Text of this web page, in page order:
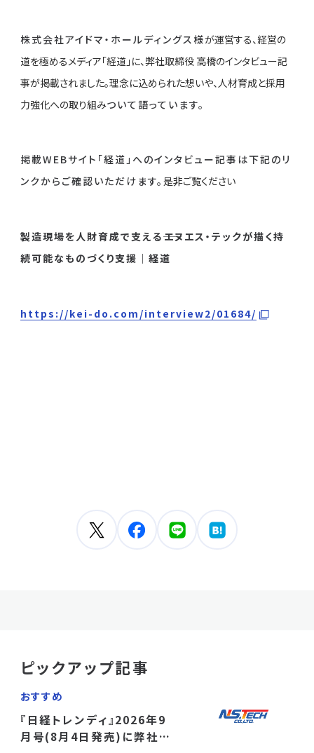
株式会社アイドマ・ホールディングス様が運営する、経営の
道を極めるメディア「経道」に、弊社取締役 高橋のインタビュー記
事が掲載されました。理念に込められた想いや、人材育成と採用
力強化への取り組みついて語っています。
掲載WEBサイト「経道」へのインタビュー記事は下記のリ
ンクからご確認いただけます。 是非ご覧ください
製造現場を人財育成で支える――エヌエス・テックが描く持
続可能なものづくり支援 ｜経道
https://kei-do.com/interview2/01684/
ピックアップ記事
おすすめ
『日経トレンディ』2026年9
月号(8月4日発売)に弊社の